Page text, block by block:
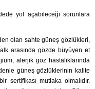
yol açabileceği sorunlara
olan sahte güneş gözlükleri,
arasında gözde büyüyen et
alerjik göz hastalıklarında
güneş gözlüklerinin kalite
sertifikası mutlaka olmalıdır.